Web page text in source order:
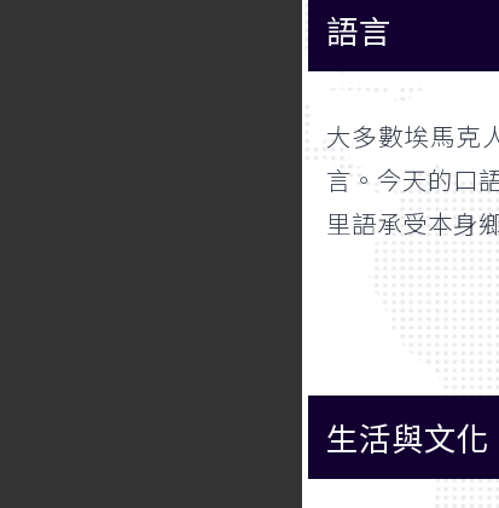
語言
大多數埃馬克
言。今天的口
里語承受本身
生活與文化